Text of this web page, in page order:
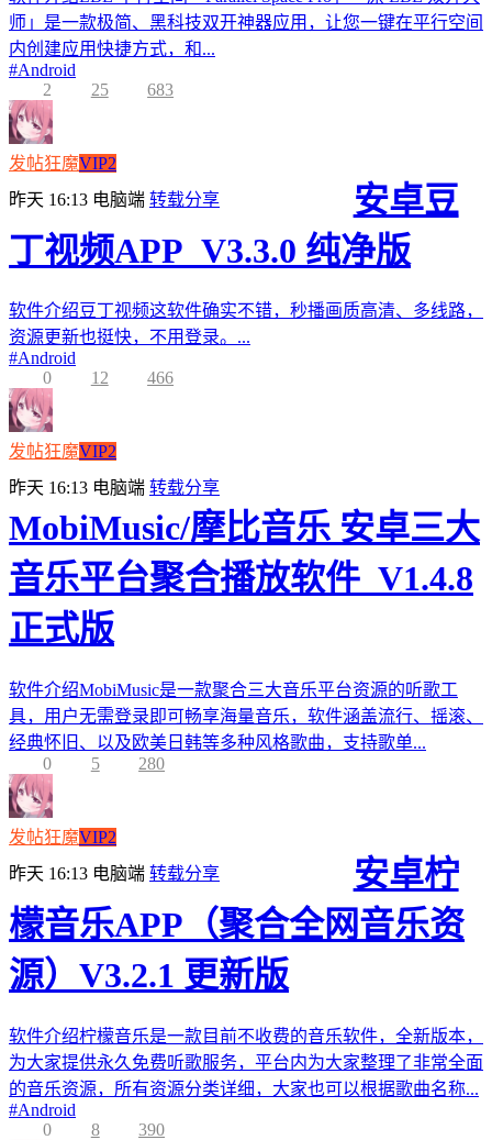
师」是一款极简、黑科技双开神器应用，让您一键在平行空间
内创建应用快捷方式，和...
#Android
2
25 683
发帖狂魔VIP2
昨天 16:13 电脑端 转载分享
安卓豆
丁视频APP_V3.3.0 纯净版
软件介绍豆丁视频这软件确实不错，秒播画质高清、多线路，
资源更新也挺快，不用登录。...
#Android
0
12 466
发帖狂魔VIP2
昨天 16:13 电脑端 转载分享
MobiMusic/摩比音乐 安卓三大
音乐平台聚合播放软件_V1.4.8
正式版
软件介绍MobiMusic是一款聚合三大音乐平台资源的听歌工
具，用户无需登录即可畅享海量音乐，软件涵盖流行、摇滚、
经典怀旧、以及欧美日韩等多种风格歌曲，支持歌单...
0
5 280
发帖狂魔VIP2
昨天 16:13 电脑端 转载分享
安卓柠
檬音乐APP（聚合全网音乐资
源）V3.2.1 更新版
软件介绍柠檬音乐是一款目前不收费的音乐软件，全新版本，
为大家提供永久免费听歌服务，平台内为大家整理了非常全面
的音乐资源，所有资源分类详细，大家也可以根据歌曲名称...
#Android
0
8 390